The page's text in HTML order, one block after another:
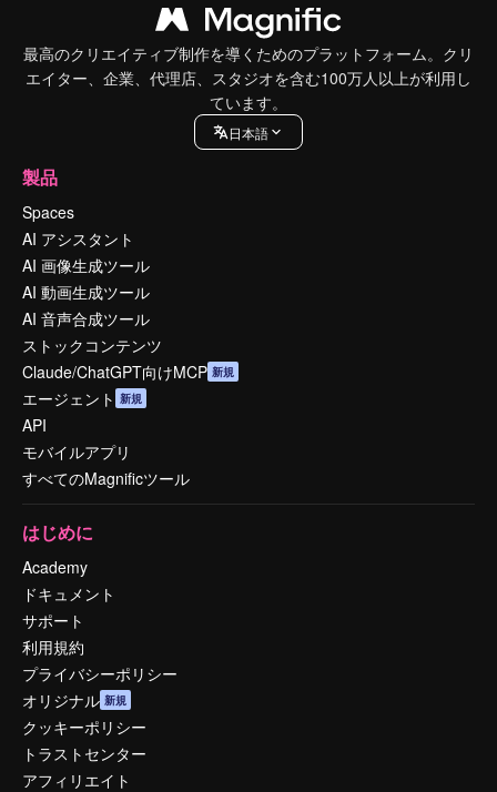
最高のクリエイティブ制作を導くためのプラットフォーム。クリ
エイター、企業、代理店、スタジオを含む100万人以上が利用し
ています。
日本語
製品
Spaces
AI アシスタント
AI 画像生成ツール
AI 動画生成ツール
AI 音声合成ツール
ストックコンテンツ
Claude/ChatGPT向けMCP 新規
エージェント 新規
API
モバイルアプリ
すべてのMagnificツール
はじめに
Academy
ドキュメント
サポート
利用規約
プライバシーポリシー
オリジナル 新規
クッキーポリシー
トラストセンター
アフィリエイト